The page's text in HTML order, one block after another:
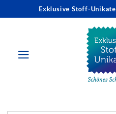
Inhalt
Exklusive Stoff-Unikate